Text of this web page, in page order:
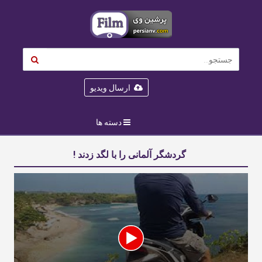
ارسال ویدیو
دسته ها
گردشگر آلمانی را با لگد زدند !